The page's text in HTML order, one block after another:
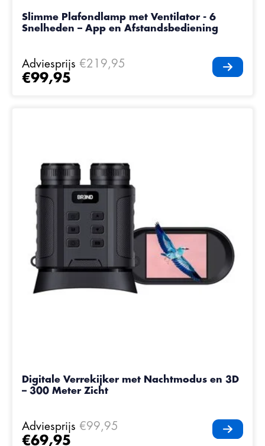
Slimme Plafondlamp met Ventilator - 6
Snelheden – App en Afstandsbediening
Adviesprijs €219,95
€99,95
Digitale Verrekijker met Nachtmodus en 3D
– 300 Meter Zicht
Adviesprijs €99,95
€69,95